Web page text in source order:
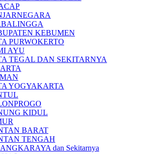
KEBUMEN
PURWOKERTO
AYU
TEGAL DAN SEKITARNYA
YOGYAKARTA
KIDUL
BARAT
TENGAH
dan Sekitarnya